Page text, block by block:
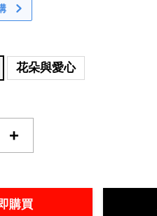
花朵與愛心
+
購買